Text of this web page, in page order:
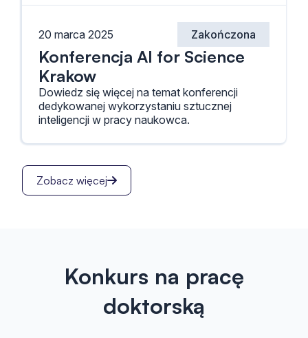
Zakończona
20 marca 2025
Konferencja AI for Science
Krakow
Dowiedz się więcej na temat konferencji
dedykowanej wykorzystaniu sztucznej
inteligencji w pracy naukowca.
Zobacz więcej
Konkurs na pracę
doktorską